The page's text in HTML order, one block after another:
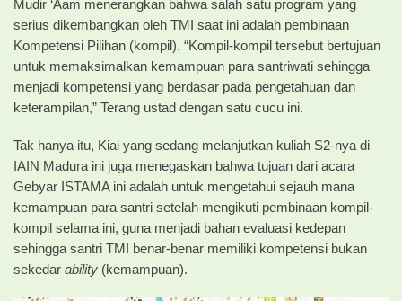
Mudir ‘Aam menerangkan bahwa salah satu program yang
serius dikembangkan oleh TMI saat ini adalah pembinaan
Kompetensi Pilihan (kompil). “Kompil-kompil tersebut bertujuan
untuk memaksimalkan kemampuan para santriwati sehingga
menjadi kompetensi yang berdasar pada pengetahuan dan
keterampilan,” Terang ustad dengan satu cucu ini.
Tak hanya itu, Kiai yang sedang melanjutkan kuliah S2-nya di
IAIN Madura ini juga menegaskan bahwa tujuan dari acara
Gebyar ISTAMA ini adalah untuk mengetahui sejauh mana
kemampuan para santri setelah mengikuti pembinaan kompil-
kompil selama ini, guna menjadi bahan evaluasi kedepan
sehingga santri TMI benar-benar memiliki kompetensi bukan
sekedar ability (kemampuan).